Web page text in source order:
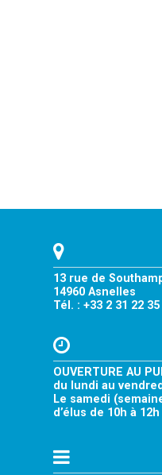
13 rue de
14960 Asnelles
Tél. : +33 2 31 22 35
OUVERTURE AU
du lundi au
Le samedi
d’élus de 10h à 12h